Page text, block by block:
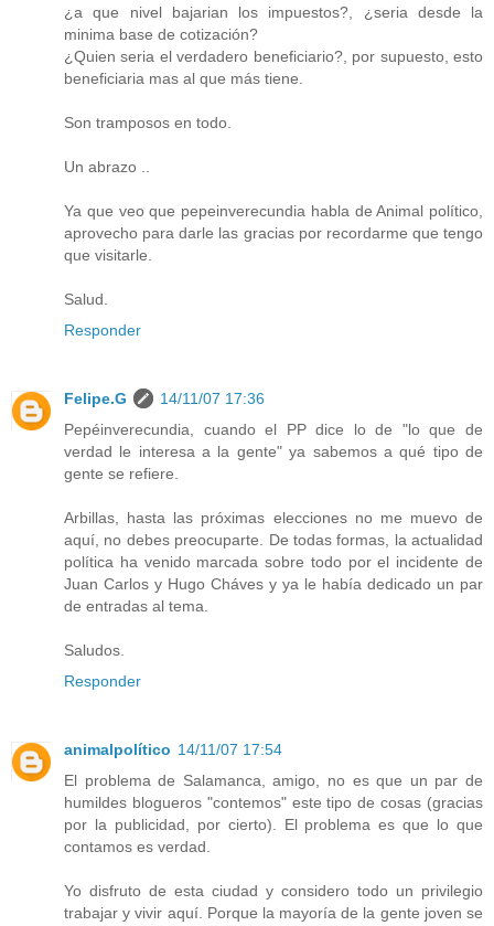
¿a que nivel bajarian los impuestos?, ¿seria desde la
minima base de cotización?
¿Quien seria el verdadero beneficiario?, por supuesto, esto
beneficiaria mas al que más tiene.
Son tramposos en todo.
Un abrazo ..
Ya que veo que pepeinverecundia habla de Animal político,
aprovecho para darle las gracias por recordarme que tengo
que visitarle.
Salud.
Responder
Felipe.G
14/11/07 17:36
Pepéinverecundia, cuando el PP dice lo de "lo que de
verdad le interesa a la gente" ya sabemos a qué tipo de
gente se refiere.
Arbillas, hasta las próximas elecciones no me muevo de
aquí, no debes preocuparte. De todas formas, la actualidad
política ha venido marcada sobre todo por el incidente de
Juan Carlos y Hugo Cháves y ya le había dedicado un par
de entradas al tema.
Saludos.
Responder
animalpolítico 14/11/07 17:54
El problema de Salamanca, amigo, no es que un par de
humildes blogueros "contemos" este tipo de cosas (gracias
por la publicidad, por cierto). El problema es que lo que
contamos es verdad.
Yo disfruto de esta ciudad y considero todo un privilegio
trabajar y vivir aquí. Porque la mayoría de la gente joven se